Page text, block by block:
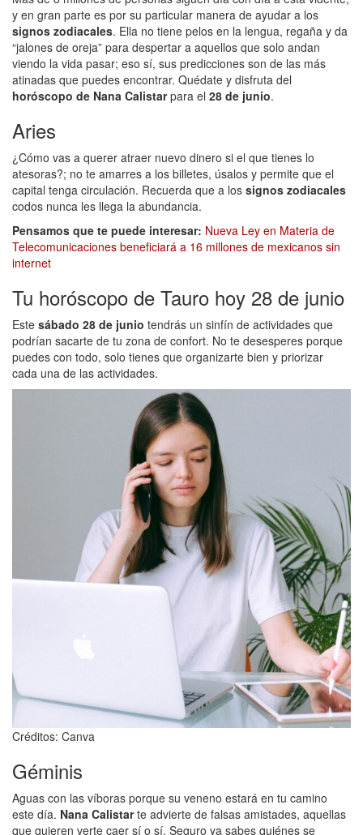
y en gran parte es por su particular manera de ayudar a los
signos zodiacales. Ella no tiene pelos en la lengua, regaña y da
“jalones de oreja” para despertar a aquellos que solo andan
viendo la vida pasar; eso sí, sus predicciones son de las más
atinadas que puedes encontrar. Quédate y disfruta del
horóscopo de Nana Calistarpara el 28 de junio.
Aries
¿Cómo vas a querer atraer nuevo dinero si el que tienes lo
atesoras?; no te amarres a los billetes, úsalos y permite que el
capital tenga circulación. Recuerda que a los signos zodiacales
codos nunca les llega la abundancia.
Pensamos que te puede interesar: Nueva Ley en Materia de
Telecomunicaciones beneficiará a 16 millones de mexicanos sin
internet
Tu horóscopo de Tauro hoy 28 de junio
Este sábado 28 de junio tendrás un sinfín de actividades que
podrían sacarte de tu zona de confort. No te desesperes porque
puedes con todo, solo tienes que organizarte bien y priorizar
cada una de las actividades.
Créditos: Canva
Géminis
Aguas con las víboras porque su veneno estará en tu camino
este día. Nana Calistarte advierte de falsas amistades, aquellas
que quieren verte caer sí o sí. Seguro ya sabes quiénes se